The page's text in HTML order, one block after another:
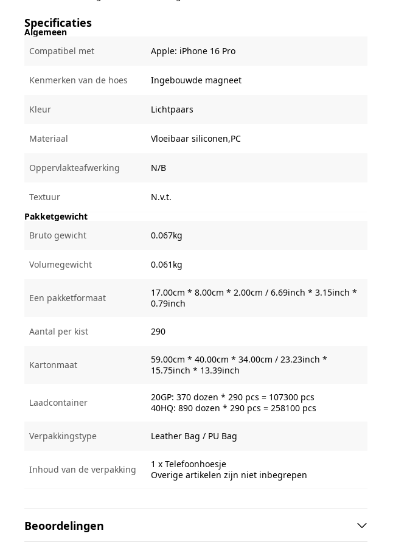
Specificaties
Algemeen
Compatibel met
Apple: iPhone 16 Pro
Kenmerken van de hoes Ingebouwde magneet
Kleur Lichtpaars
Materiaal Vloeibaar siliconen,PC
Oppervlakteafwerking N/B
Textuur
N.v.t.
Pakketgewicht
Bruto gewicht
0.067kg
Volumegewicht 0.061kg
Een pakketformaat
17.00cm * 8.00cm * 2.00cm / 6.69inch * 3.15inch *
0.79inch
Aantal per kist 290
Kartonmaat
59.00cm * 40.00cm * 34.00cm / 23.23inch *
15.75inch * 13.39inch
Laadcontainer
20GP: 370 dozen * 290 pcs = 107300 pcs
40HQ: 890 dozen * 290 pcs = 258100 pcs
Verpakkingstype Leather Bag / PU Bag
Inhoud van de verpakking
1 x Telefoonhoesje
Overige artikelen zijn niet inbegrepen
Beoordelingen